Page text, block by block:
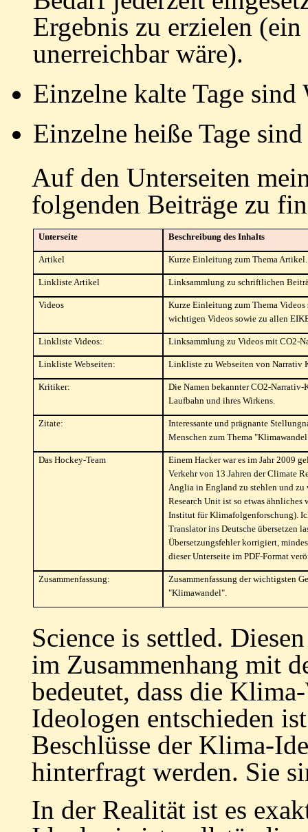
Ergebnis zu erzielen
unerreichbar wäre).
Einzelne kalte Tage sind
Einzelne heiße Tage
Auf den Unterseiten
folgenden Beiträge zu
Unterseite Beschreibung des Inhalts
Artikel Kurze Einleitung zum Thema Artikel.
Linkliste Artikel Linksammlung zu schriftlichen
Videos
Kurze Einleitung zum Thema
wichtigen Videos sowie zu allen
Linkliste Videos: Linksammlung zu Videos mit CO2-
Linkliste Webseiten: Linkliste zu Webseiten von Narrativ
Kritiker:
Die Namen bekannter CO2-
Laufbahn und ihres Wirkens.
Zitate:
Interessante und prägnante
Menschen zum Thema
Das Hockey-Team
Einem Hacker war es im Jahr 2009
Verkehr von 13 Jahren der Climate
Anglia in England zu stehlen und
Research Unit ist so etwas ähnliches
Institut für Klimafolgenforschung).
Translator ins Deutsche übersetzen
Übersetzungsfehler korrigiert,
dieser Unterseite im PDF-Format
Zusammenfassung:
Zusammenfassung der wichtigsten
"Klimawandel".
Science is settled.
im Zusammenhang mit
bedeutet, dass die
Ideologen entschieden
Beschlüsse der Klima-
hinterfragt werden. Sie
In der Realität ist es